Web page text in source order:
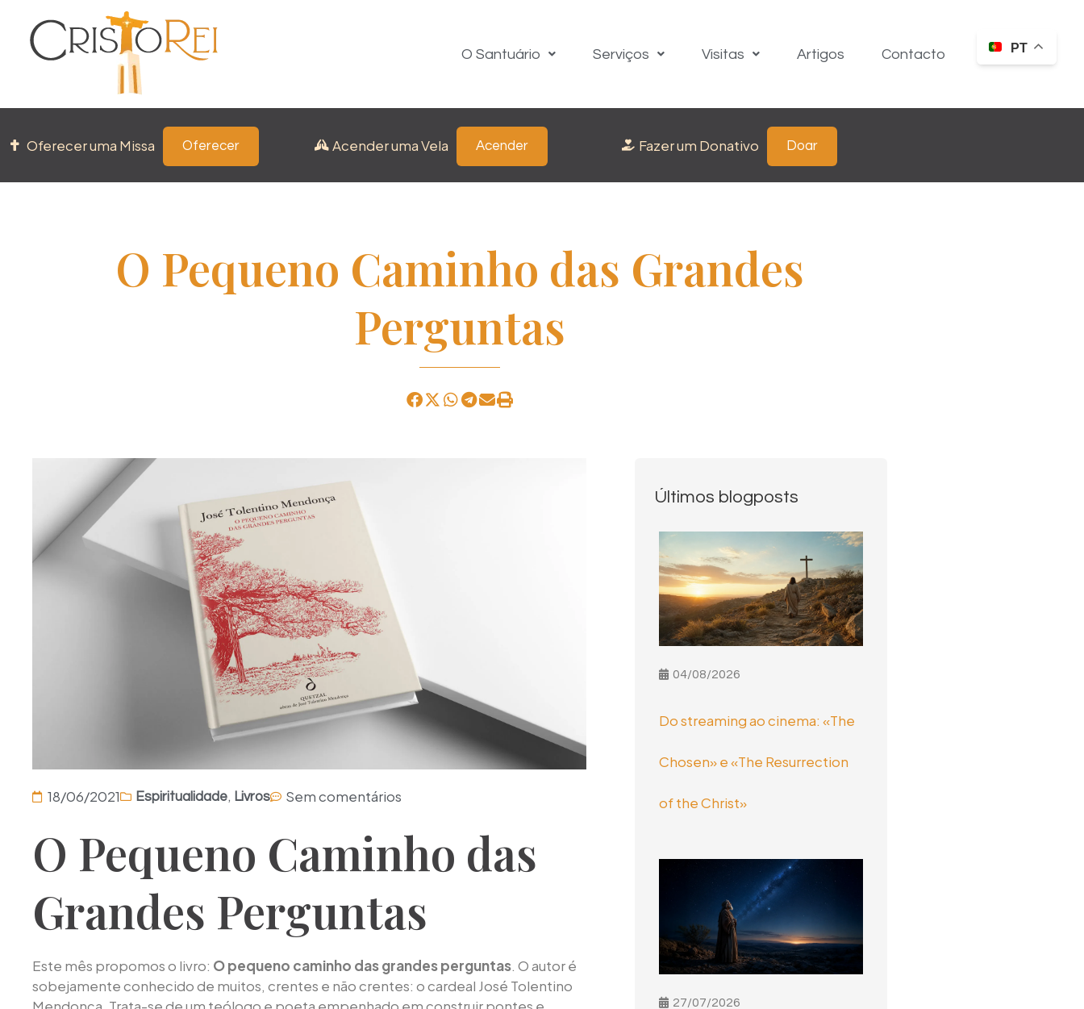
O Santuário Serviços Visitas Artigos Contacto PT
Oferecer uma Missa Oferecer Acender uma Vela Acender Fazer um Donativo Doar
O Pequeno Caminho das Grandes
Perguntas
18/06/2021 Espiritualidade, Livros Sem comentários
O Pequeno Caminho das
Grandes Perguntas
Este mês propomos o livro: O pequeno caminho das grandes perguntas. O autor é
sobejamente conhecido de muitos, crentes e não crentes: o cardeal José Tolentino
Últimos blogposts
04/08/2026
Do streaming ao cinema: «The
Chosen» e «The Resurrection
of the Christ»
27/07/2026